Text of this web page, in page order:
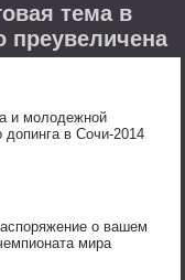
тема в
преувеличена
и молодежной
допинга в Сочи-2014
о вашем
мира